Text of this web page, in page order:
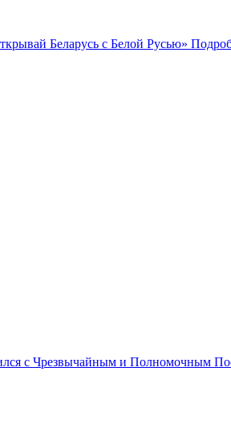
Беларусь с Белой Русью»
с Чрезвычайным и Полномочным